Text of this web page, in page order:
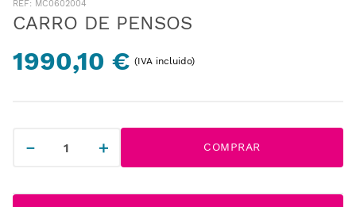
: MC0602004
CARRO DE PENSOS
1990,10 € (IVA incluido)
＋
－ COMPRAR